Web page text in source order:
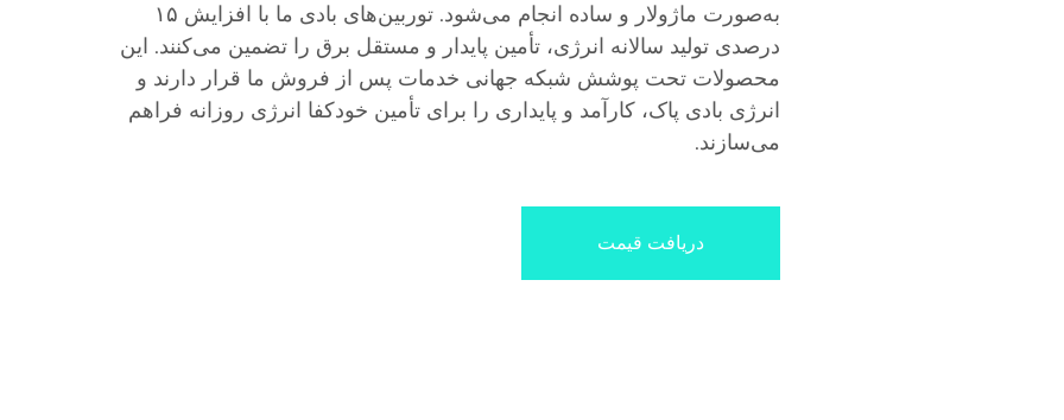
به‌صورت ماژولار و ساده انجام می‌شود. توربین‌های بادی ما با افزایش ۱۵
درصدی تولید سالانه انرژی، تأمین پایدار و مستقل برق را تضمین می‌کنند. این
محصولات تحت پوشش شبکه جهانی خدمات پس از فروش ما قرار دارند و
انرژی بادی پاک، کارآمد و پایداری را برای تأمین خودکفا انرژی روزانه فراهم
می‌سازند.
دریافت قیمت